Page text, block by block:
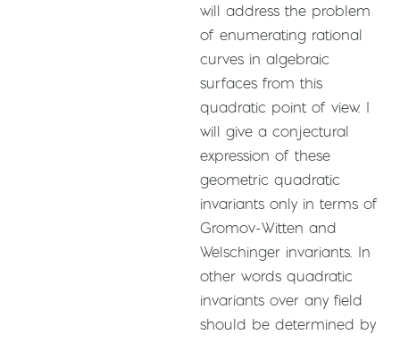
will address the problem
of enumerating rational
curves in algebraic
surfaces from this
quadratic point of view. I
will give a conjectural
expression of these
geometric quadratic
invariants only in terms of
Gromov-Witten and
Welschinger invariants. In
other words quadratic
invariants over any field
should be determined by